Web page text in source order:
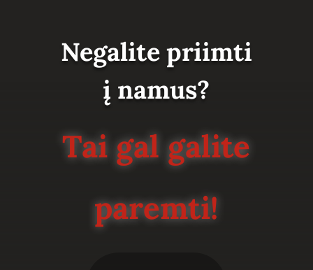
Negalite priimti
į namus?
Tai gal galite
paremti!